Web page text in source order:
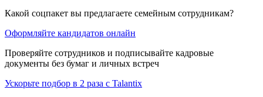
Какой соцпакет вы предлагаете семейным сотрудникам?
Оформляйте кандидатов онлайн
Проверяйте сотрудников и подписывайте кадровые
документы без бумаг и личных встреч
Ускорьте подбор в 2 раза с Talantix